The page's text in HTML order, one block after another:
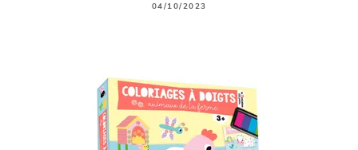
04/10/2023